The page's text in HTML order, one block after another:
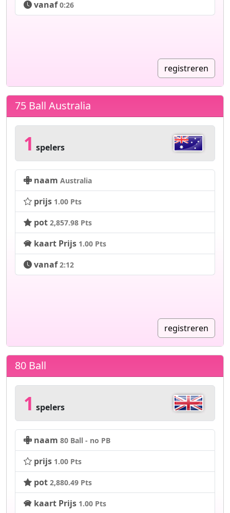
vanaf 0:26
registreren
75 Ball Australia
1 spelers
naam Australia
prijs 1.00 Pts
pot 2,857.98 Pts
kaart Prijs 1.00 Pts
vanaf 2:12
registreren
80 Ball
1 spelers
naam 80 Ball - no PB
prijs 1.00 Pts
pot 2,880.49 Pts
kaart Prijs 1.00 Pts